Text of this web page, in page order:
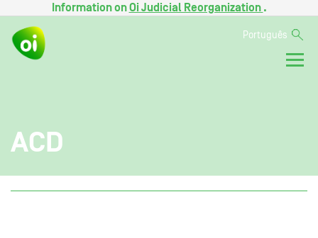
Information onOi Judicial Reorganization .
Português
ACD